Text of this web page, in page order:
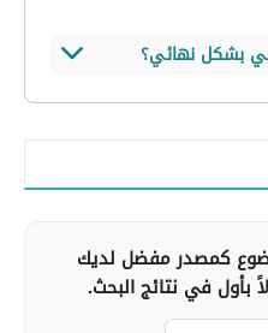
بشكل نهائي؟
العصبي حتى الآن،
كمصدر مفضل لديك
بأول في نتائج البحث.